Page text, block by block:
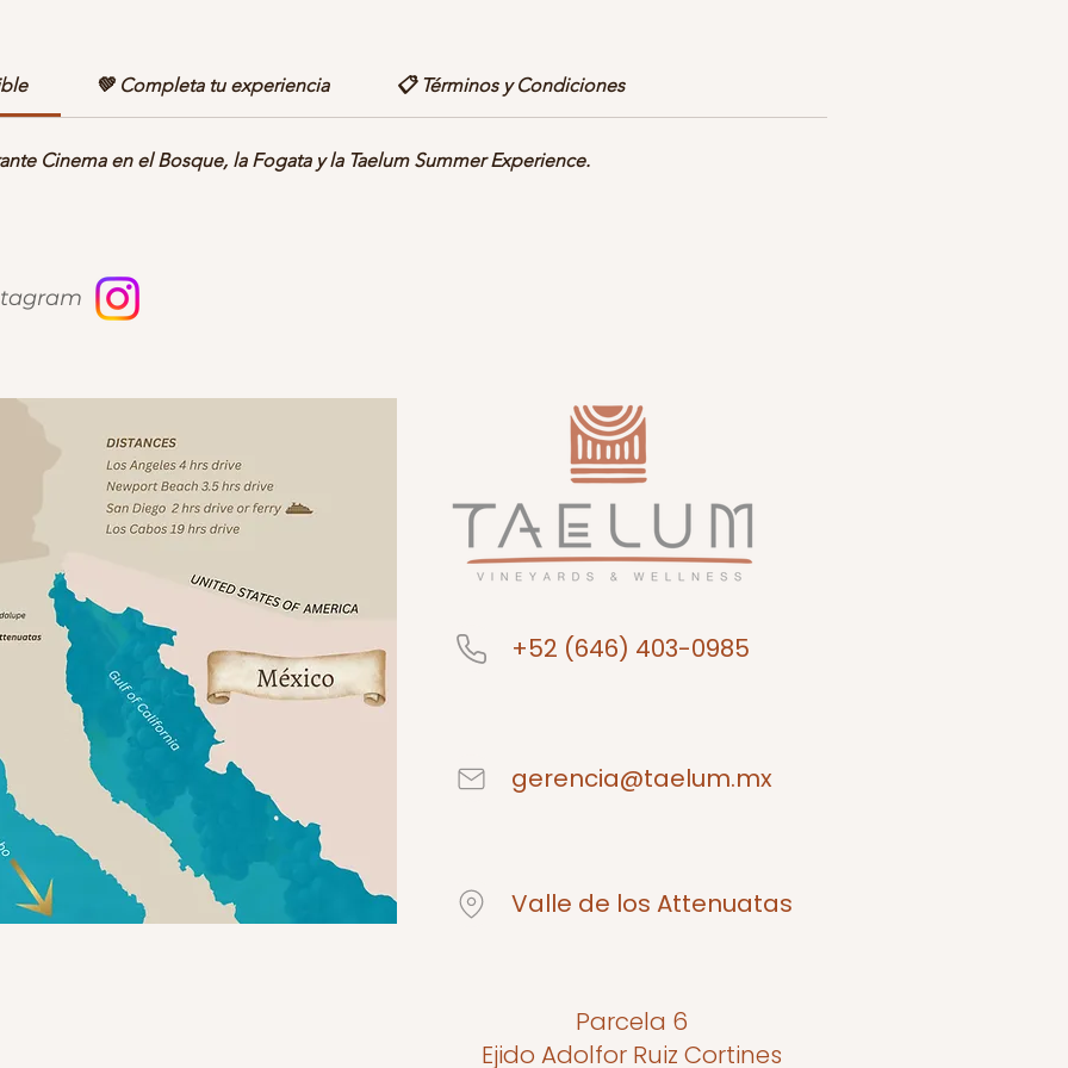
🥩 Carnívora
💚 Completa tu experiencia 📋 Términos y Condiciones
Cinema en el Bosque, la Fogata y la Taelum Summer Experience.
+52 (646) 403-0985
gerencia@taelum.mx
Valle de los Attenuatas
Parcela 6
Ejido Adolfor Ruiz Cortines